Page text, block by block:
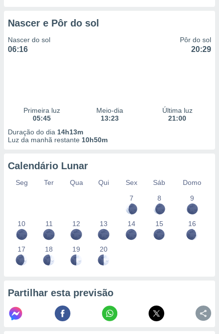
Nascer e Pôr do sol
Nascer do sol
06:16
Pôr do sol
20:29
Primeira luz
05:45
Meio-dia
13:23
Última luz
21:00
Duração do dia 14h13m
Luz da manhã restante 10h50m
Calendário Lunar
Seg Ter Qua Qui Sex Sáb
Domo
7
8 9
10 11 12 13 14 15 16
17 18 19 20
Partilhar esta previsão